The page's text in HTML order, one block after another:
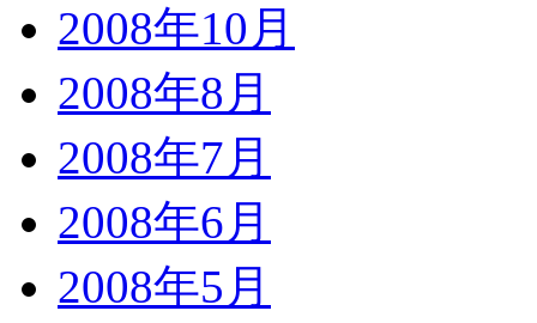
2008年10月
2008年8月
2008年7月
2008年6月
2008年5月